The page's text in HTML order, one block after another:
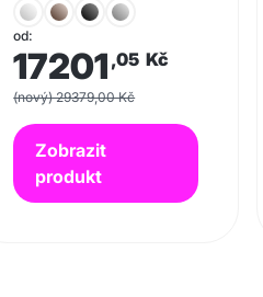
od:
17201 ,05 Kč
(nový) 29379,00 Kč
Zobrazit
produkt